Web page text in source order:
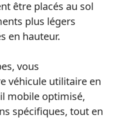
être placés au sol
plus légers
en hauteur.
vous
véhicule utilitaire en
mobile optimisé,
spécifiques, tout en